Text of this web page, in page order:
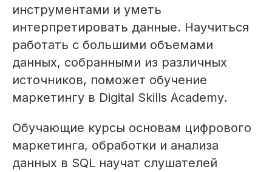
инструментами и уметь
интерпретировать данные. Научиться
работать с большими объемами
данных, собранными из различных
источников, поможет обучение
маркетингу в Digital Skills Academy.
Обучающие курсы основам цифрового
маркетинга, обработки и анализа
данных в SQL научат слушателей